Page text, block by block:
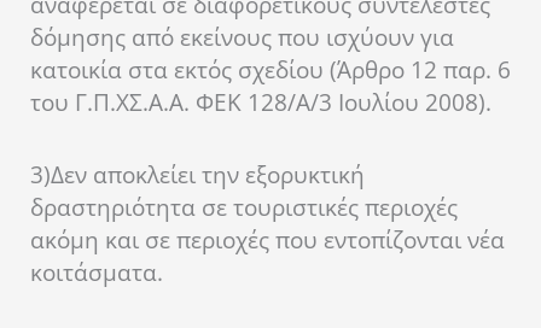
δόμησης από εκείνους που ισχύουν για
κατοικία στα εκτός σχεδίου (Άρθρο 12 παρ. 6
του Γ.Π.ΧΣ.Α.Α. ΦΕΚ 128/Α/3 Ιουλίου 2008).
3)Δεν αποκλείει την εξορυκτική
δραστηριότητα σε τουριστικές περιοχές
ακόμη και σε περιοχές που εντοπίζονται νέα
κοιτάσματα.